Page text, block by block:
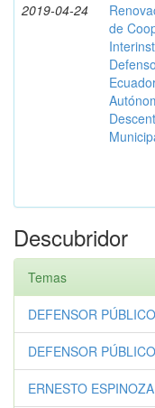
2019-04-24
de
Descubridor
Temas
DEFENSOR
DEFENSOR
ERNESTO ESPINOZA